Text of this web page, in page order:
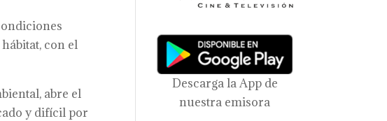
con el
abre el
y difícil por
Descarga la App de
nuestra emisora